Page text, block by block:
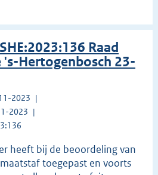
Raad
's-Hertogenbosch 23-
2023
2023
heeft bij de beoordeling van
toegepast en voorts